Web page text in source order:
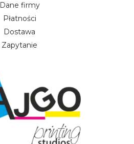
Dane firmy
Płatności
Dostawa
Zapytanie